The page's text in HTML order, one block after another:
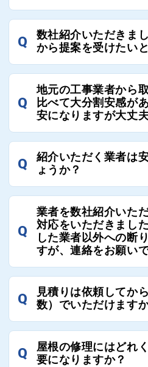
選定基準はお客様によって
ろんのこと、実績面や保証
し、総合的に判断ください
また、選定に迷った際など
連絡いただければ、お客様
ローさせていただきます。
Q
数社紹介いただきま
から提案を受けたい
全国300社以上の登録業者
でご紹介の要望をいただけ
て対応させていただきます
Q
地元の工事業者から
比べて大分割安感が
安になりますが大丈
残念ながら、リフォーム業
部分が多く、一見同じ工事
屋根コネクトではそのよう
の修理において、適正で公
いをさせていただくサイト
まだまだそのような業界
ますので、是非屋根コネク
Q
紹介いただく業者は
ょうか？
屋根コネクトでは、お客様
業者チェック制度」を設け
屋根コネクトにて定期的に
し、そこで評価の低かった
根コネクトの判断により即
優良業者のみをご紹介でき
心と信頼を維持しておりま
Q
業者を数社紹介いた
対応をいただきまし
した業者以外への断
すが、連絡をお願い
屋根コネクトにお任せくだ
工事業者へのお断りも無料
れる必要はございませんの
談ください。
Q
見積りは依頼してか
数）でいただけます
工事業者にもよりますが、
週間前後にはお届けできま
Q
屋根の修理にはどれ
要になりますか？